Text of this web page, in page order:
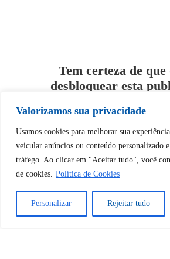
Valorizamos sua privacidade
Usamos cookies para melhorar sua
veicular anúncios ou conteúdo personalizado
tráfego. Ao clicar em "Aceitar tudo", você
de cookies. Política de Cookies
Personalizar Rejeitar tudo
Tem certeza de que
desbloquear esta
Desbloquear esquerda :